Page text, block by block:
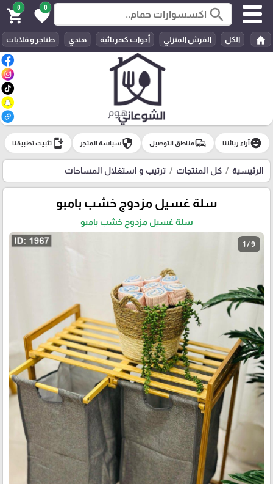
search
0
favorite
0
shopping_cart
home الكل الفرش المنزلي أدوات كهربائية هندي طناجر و قلايات
emoji_emotionsآراء زبائننا commuteمناطق التوصيل securityسياسة المتجر install_mobile تثبيت تطبيقنا
الرئيسية كل المنتجات ترتيب و استغلال المساحات
سلة غسيل مزدوج خشب بامبو
سلة غسيل مزدوج خشب بامبو
1 / 9